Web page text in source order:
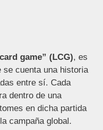
game” (LCG), es
se cuenta una historia
entre sí. Cada
dentro de una
en dicha partida
campaña global.